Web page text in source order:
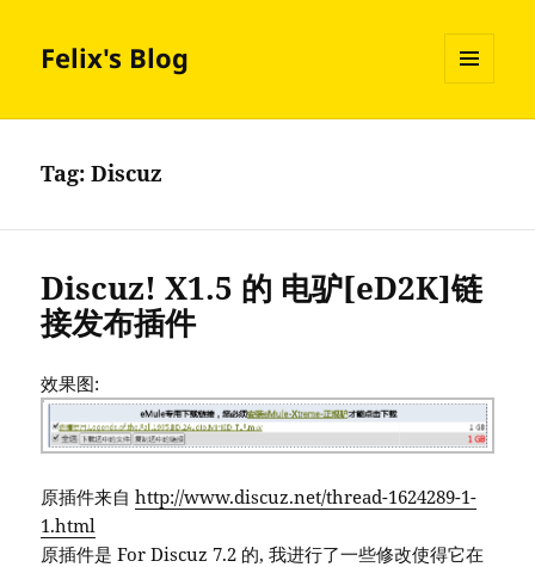
Felix's Blog
AND
Tag:Discuz
Discuz! X1.5 的 电驴[eD2K]链
接发布插件
效果图:
原插件来自http://www.discuz.net/thread-1624289-1-
1.html
原插件是 For Discuz 7.2 的, 我进行了一些修改使得它在